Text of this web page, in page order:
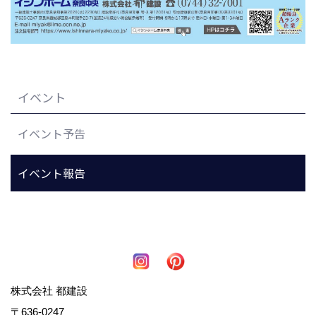
イベント
イベント予告
イベント報告
株式会社 都建設
〒636-0247